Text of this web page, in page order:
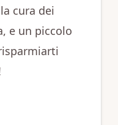
cura dei
e un piccolo